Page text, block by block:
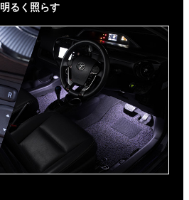
明るく照らす